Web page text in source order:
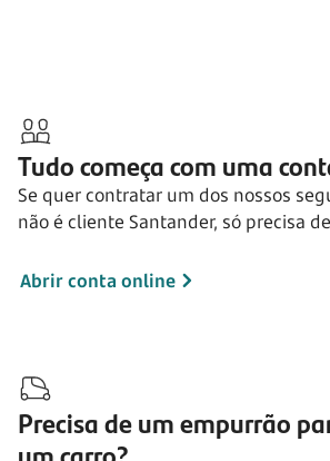
Tudo começa com uma
Se quer contratar um dos nossos
não é cliente Santander, só precisa
Abrir conta online
Precisa de um empurrão